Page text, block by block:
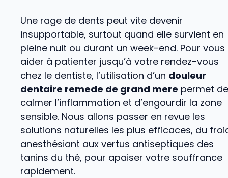
Une rage de dents peut vite devenir
insupportable, surtout quand elle survient en
pleine nuit ou durant un week-end. Pour vous
aider à patienter jusqu’à votre rendez-vous
chez le dentiste, l’utilisation d’un douleur
dentaire remede de grand mere permet de
calmer l’inflammation et d’engourdir la zone
sensible. Nous allons passer en revue les
solutions naturelles les plus efficaces, du
anesthésiant aux vertus antiseptiques des
tanins du thé, pour apaiser votre souffrance
rapidement.